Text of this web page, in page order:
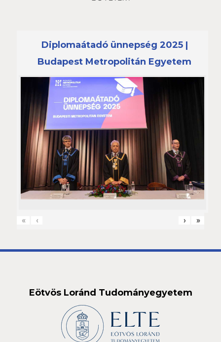
Diplomaátadó ünnepség 2025 |
Budapest Metropolitán Egyetem
« ‹ › »
Eötvös Loránd Tudományegyetem